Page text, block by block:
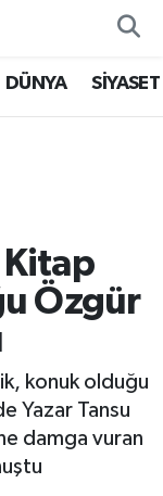
DÜNYA SİYASET
Kitap
Özgür
konuk olduğu
Yazar Tansu
damga vuran